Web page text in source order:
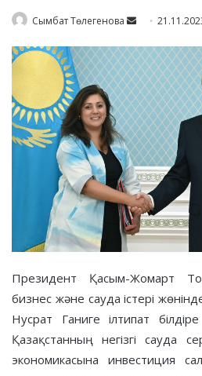
Сымбат Төлегенова
Send
email
Президент Қасым-Жомарт
бизнес және сауда істері
Нусрат Ганиге ілтипат
Қазақстанның негізгі сауда
экономикасына инвестиция